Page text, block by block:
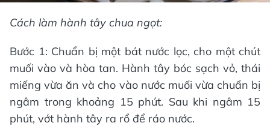
Cách làm hành tây chua ngọt:
Bước 1: Chuẩn bị một bát nước lọc, cho một chút
muối vào và hòa tan. Hành tây bóc sạch vỏ, thái
miếng vừa ăn và cho vào nước muối vừa chuẩn bị
ngâm trong khoảng 15 phút. Sau khi ngâm 15
phút, vớt hành tây ra rổ để ráo nước.